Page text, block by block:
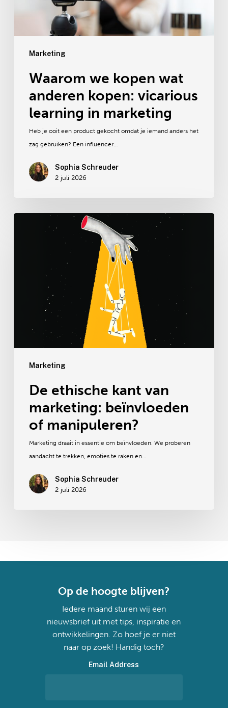
Marketing
marketing
Waarom we kopen wat
anderen kopen: vicarious
learning in marketing
Heb je ooit een product gekocht omdat je iemand anders het
zag gebruiken? Een influencer…
Sophia Schreuder
2 juli 2026
Marketing
marketing:
beïnvloeden
manipuleren?
De ethische kant van
marketing: beïnvloeden
of manipuleren?
Marketing draait in essentie om beïnvloeden. We proberen
aandacht te trekken, emoties te raken en…
Sophia Schreuder
2 juli 2026
Op de hoogte blijven?
Iedere maand sturen wij een
nieuwsbrief uit met tips, inspiratie en
ontwikkelingen. Zo hoef je er niet
naar op zoek! Handig toch?
Email Address